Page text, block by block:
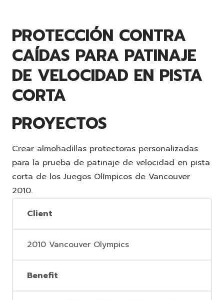
PROTECCIÓN CONTRA
CAÍDAS PARA PATINAJE
DE VELOCIDAD EN PISTA
CORTA
PROYECTOS
Crear almohadillas protectoras personalizadas
para la prueba de patinaje de velocidad en pista
corta de los Juegos Olímpicos de Vancouver
2010.
Client
2010 Vancouver Olympics
Benefit